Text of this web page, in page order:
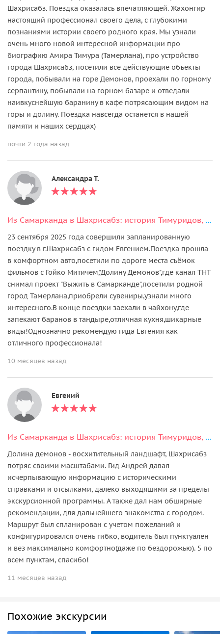
Шахрисабз. Поездка оказалась впечатляющей. Жахонгир
настоящий профессионал своего дела, с глубокими
познаниями истории своего родного края. Мы узнали
очень много новой интересной информации про
биографию Амира Тимура (Тамерлана), про устройство
города Шахрисабз, посетили все действующие объекты
города, побывали на горе Демонов, проехали по горному
серпантину, побывали на горном базаре и отведали
наивкуснейшую баранину в кафе потрясающим видом на
горы и долину. Поездка навсегда останется в нашей
памяти и наших сердцах)
почти 2 года назад
Александра Т.
Из Самарканда в Шахрисабз: история Тимуридов, горы и вкусы региона
23 сентября 2025 года совершили запланированную
поездку в г.Шахрисабз с гидом Евгением.Поездка прошла
в комфортном авто,посетили по дороге места съёмок
фильмов с Гойко Митичем,"Долину Демонов",где канал ТНТ
снимал проект "Выжить в Самарканде",посетили родной
город Тамерлана,приобрели сувениры,узнали много
интересного.В конце поездки заехали в чайхону,где
запекают баранов в тандыре,отличная кухня,шикарные
виды!Однозначно рекомендую гида Евгения как
отличного профессионала!
10 месяцев назад
Евгений
Из Самарканда в Шахрисабз: история Тимуридов, горы и вкусы региона
Долина демонов - восхитительный ландшафт, Шахрисабз
потряс своими масштабами. Гид Андрей давал
исчерпывающую информацию с историческими
справками и отсылками, далеко выходящими за пределы
экскурсионной программы. А также дал нам обширные
рекомендации, для дальнейшего знакомства с городом.
Маршрут был спланирован с учетом пожеланий и
конфигурировался очень гибко, водитель был пунктуален
и вез максимально комфортно(даже по бездорожью). 5 по
всем пунктам, спасибо!
11 месяцев назад
Похожие экскурсии